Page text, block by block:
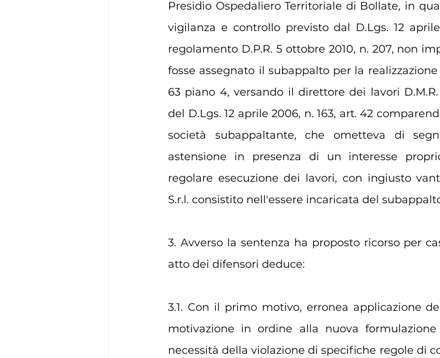
Presidio Ospedaliero Territoriale di Bollate, in
vigilanza e controllo previsto dal D.Lgs. 12
regolamento D.P.R. 5 ottobre 2010, n. 207, non
fosse assegnato il subappalto per la
63 piano 4, versando il direttore dei lavori
del D.Lgs. 12 aprile 2006, n. 163, art. 42
società subappaltante, che ometteva di
astensione in presenza di un interesse
regolare esecuzione dei lavori, con ingiusto
S.r.l. consistito nell'essere incaricata del
3. Avverso la sentenza ha proposto ricorso per
atto dei difensori deduce:
3.1. Con il primo motivo, erronea applicazione
motivazione in ordine alla nuova
necessità della violazione di specifiche regole di